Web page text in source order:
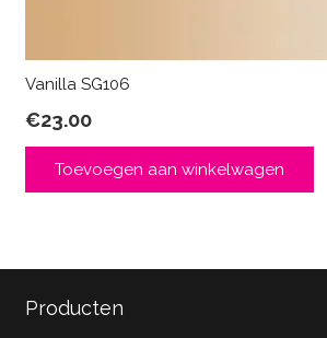
Vanilla SG106
€23.00
Toevoegen aan winkelwagen
Producten